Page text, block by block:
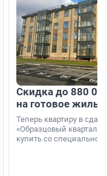
Скидка до 880
на готовое
Теперь квартиру в
«Образцовый квартал
купить со специальной